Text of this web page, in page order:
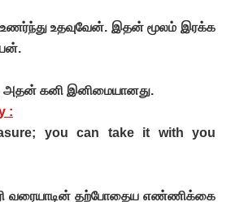
உணர்ந்து உதவுவேன். இதன் மூலம் இரக்க
அதன் கனி இனிமையானது.
:
you can take it with you
வரையாடின் தற்போதைய எண்ணிக்கை